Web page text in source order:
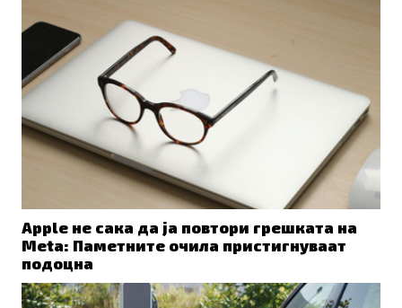
Apple не сака да ја повтори грешката на
Meta: Паметните очила пристигнуваат
подоцна